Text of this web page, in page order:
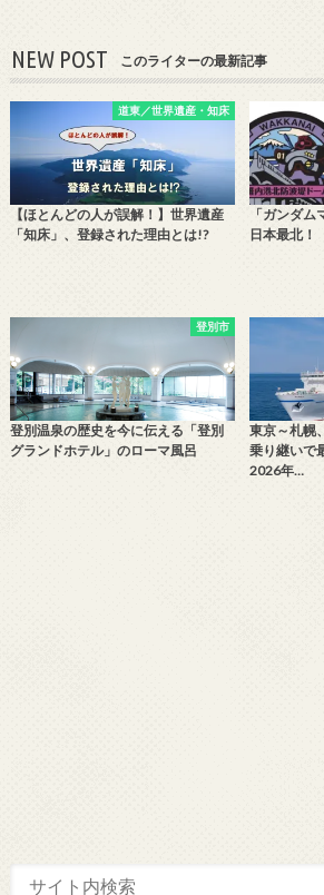
NEW POST このライターの最新記事
道東／世界遺産・知床
【ほとんどの人が誤解！】世界遺産
「知床」、登録された理由とは!?
「ガンダム
日本最北
登別市
登別温泉の歴史を今に伝える「登別
グランドホテル」のローマ風呂
東京～札幌
乗り継いで
2026年…